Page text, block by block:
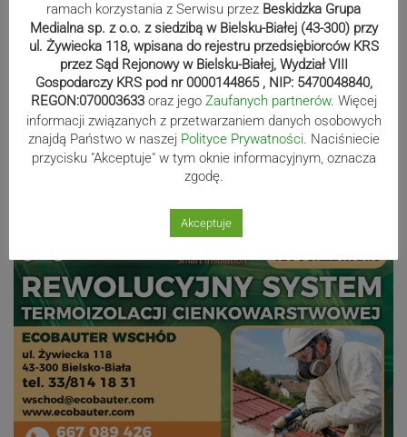
Europy rywalizowało przez trzy dni
Nakamura z dubletem w Wiśle.
Dyskwalifikacja Waszka zmieniła
klasyfikację Polaków
ramach korzystania z Serwisu przez Beskidzka Grupa
Medialna sp. z o.o. z siedzibą w Bielsku-Białej (43-300) przy
ul. Żywiecka 118, wpisana do rejestru przedsiębiorców KRS
przez Sąd Rejonowy w Bielsku-Białej, Wydział VIII
Gospodarczy KRS pod nr 0000144865 , NIP: 5470048840,
REGON:070003633 oraz jego Zaufanych partnerów. Więcej
informacji związanych z przetwarzaniem danych osobowych
znajdą Państwo w naszej Polityce Prywatności. Naciśniecie
przycisku "Akceptuje" w tym oknie informacyjnym, oznacza
zgodę.
Akceptuje